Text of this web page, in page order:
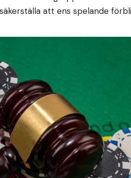
att ens spelande